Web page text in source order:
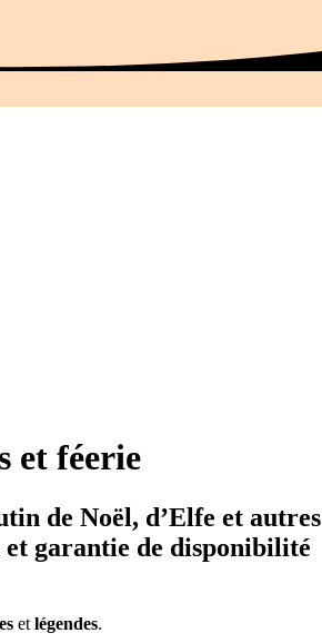
et féerie
de Noël, d’Elfe et autres
garantie de disponibilité
etlégendes.